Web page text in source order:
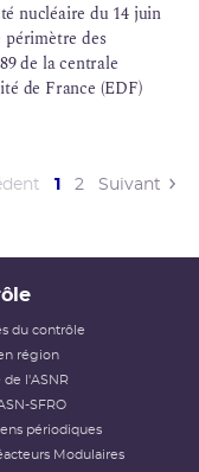
nucléaire du 14 juin
des
de la centrale
de France (EDF)
1 (current)
2 Suivant
du contrôle
en région
de l'ASNR
SFRO
périodiques
Modulaires